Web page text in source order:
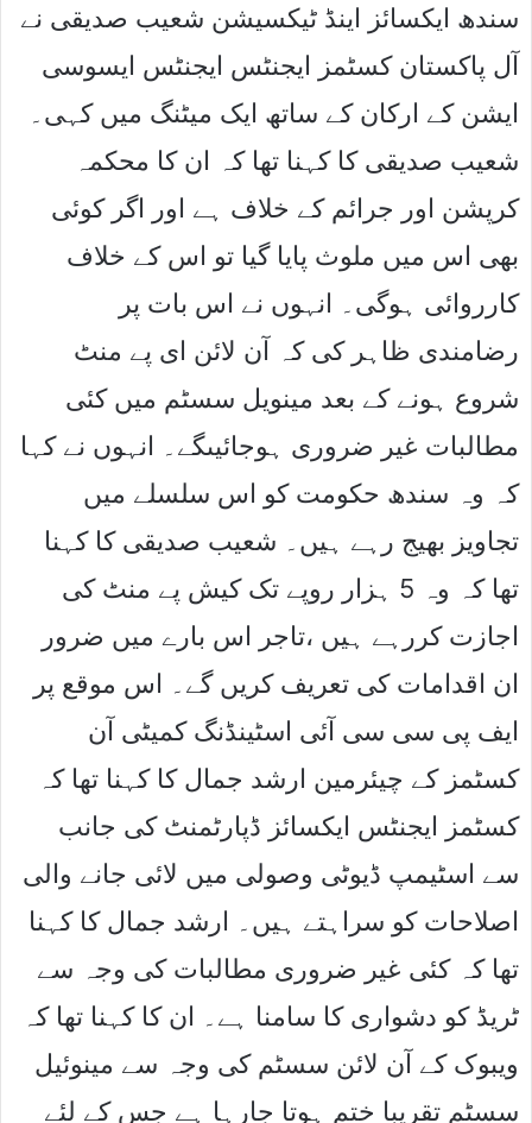
سندھ ایکسائز اینڈ ٹیکسیشن شعیب صدیقی نے
آل پاکستان کسٹمز ایجنٹس ایجنٹس ایسوسی
ایشن کے ارکان کے ساتھ ایک میٹنگ میں کہی۔
شعیب صدیقی کا کہنا تھا کہ ان کا محکمہ
کرپشن اور جرائم کے خلاف ہے اور اگر کوئی
بھی اس میں ملوث پایا گیا تو اس کے خلاف
کارروائی ہوگی۔ انہوں نے اس بات پر
رضامندی ظاہر کی کہ آن لائن ای پے منٹ
شروع ہونے کے بعد مینویل سسٹم میں کئی
مطالبات غیر ضروری ہوجائیںگے۔ انہوں نے کہا
کہ وہ سندھ حکومت کو اس سلسلے میں
تجاویز بھیج رہے ہیں۔ شعیب صدیقی کا کہنا
تھا کہ وہ 5 ہزار روپے تک کیش پے منٹ کی
اجازت کررہے ہیں ،تاجر اس بارے میں ضرور
ان اقدامات کی تعریف کریں گے۔ اس موقع پر
ایف پی سی سی آئی اسٹینڈنگ کمیٹی آن
کسٹمز کے چیئرمین ارشد جمال کا کہنا تھا کہ
کسٹمز ایجنٹس ایکسائز ڈپارٹمنٹ کی جانب
سے اسٹیمپ ڈیوٹی وصولی میں لائی جانے والی
اصلاحات کو سراہتے ہیں۔ ارشد جمال کا کہنا
تھا کہ کئی غیر ضروری مطالبات کی وجہ سے
ٹریڈ کو دشواری کا سامنا ہے۔ ان کا کہنا تھا کہ
ویبوک کے آن لائن سسٹم کی وجہ سے مینوئیل
سسٹم تقریبا ختم ہوتا جارہا ہے جس کے لئے